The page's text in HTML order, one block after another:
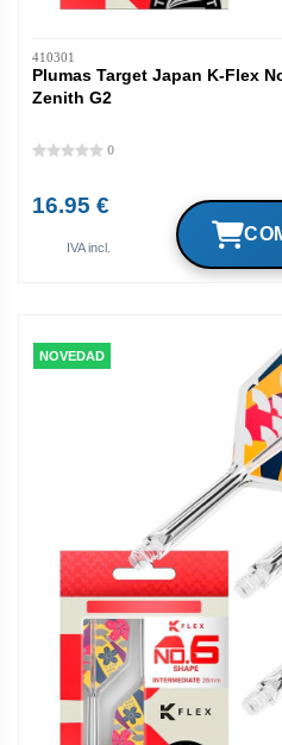
410301
Plumas Target Japan K-Flex
Zenith G2
0
16.95 €
IVA incl.
NOVEDAD